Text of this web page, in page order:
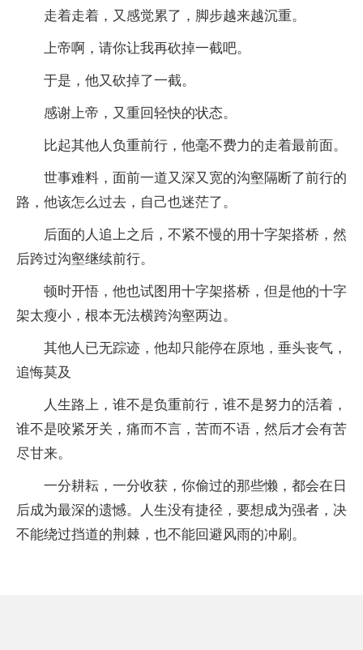
走着走着，又感觉累了，脚步越来越沉重。
上帝啊，请你让我再砍掉一截吧。
于是，他又砍掉了一截。
感谢上帝，又重回轻快的状态。
比起其他人负重前行，他毫不费力的走着最前面。
世事难料，面前一道又深又宽的沟壑隔断了前行的
路，他该怎么过去，自己也迷茫了。
后面的人追上之后，不紧不慢的用十字架搭桥，然
后跨过沟壑继续前行。
顿时开悟，他也试图用十字架搭桥，但是他的十字
架太瘦小，根本无法横跨沟壑两边。
其他人已无踪迹，他却只能停在原地，垂头丧气，
追悔莫及
人生路上，谁不是负重前行，谁不是努力的活着，
谁不是咬紧牙关，痛而不言，苦而不语，然后才会有苦
尽甘来。
一分耕耘，一分收获，你偷过的那些懒，都会在日
后成为最深的遗憾。人生没有捷径，要想成为强者，决
不能绕过挡道的荆棘，也不能回避风雨的冲刷。